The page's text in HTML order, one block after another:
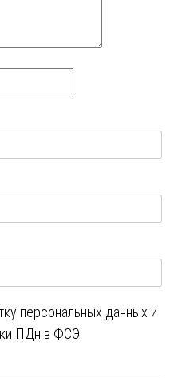
персональных данных и
ПДн в ФСЭ